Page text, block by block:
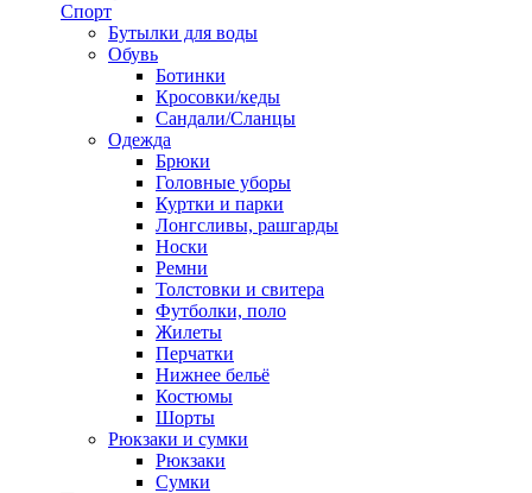
Спорт
Бутылки для воды
Обувь
Ботинки
Кросовки/кеды
Сандали/Сланцы
Одежда
Брюки
Головные уборы
Куртки и парки
Лонгсливы, рашгарды
Носки
Ремни
Толстовки и свитера
Футболки, поло
Жилеты
Перчатки
Нижнее бельё
Костюмы
Шорты
Рюкзаки и сумки
Рюкзаки
Сумки